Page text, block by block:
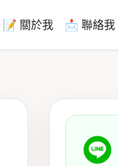
📝 關於我 📩 聯絡我